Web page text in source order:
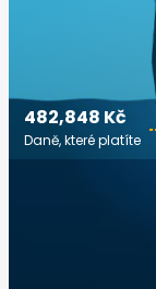
482,848 Kč
Daně, které platíte